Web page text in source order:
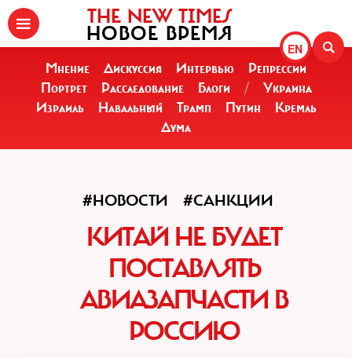
EN
THE NEW TIMES
НОВОЕ ВРЕМЯ
Мнение Дискуссия Интервью
Репрессии
Портрет
Расследование Блоги /
Украина
Израиль
Навальный Трамп Путин
Кремль
Дума
#НОВОСТИ #САНКЦИИ
КИТАЙ НЕ БУДЕТ
ПОСТАВЛЯТЬ
АВИАЗАПЧАСТИ В
РОССИЮ